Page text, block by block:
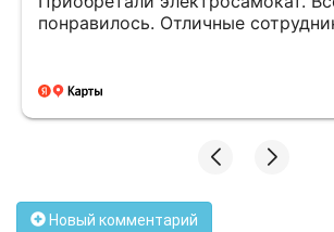
понравилось. Отличные
Новый комментарий